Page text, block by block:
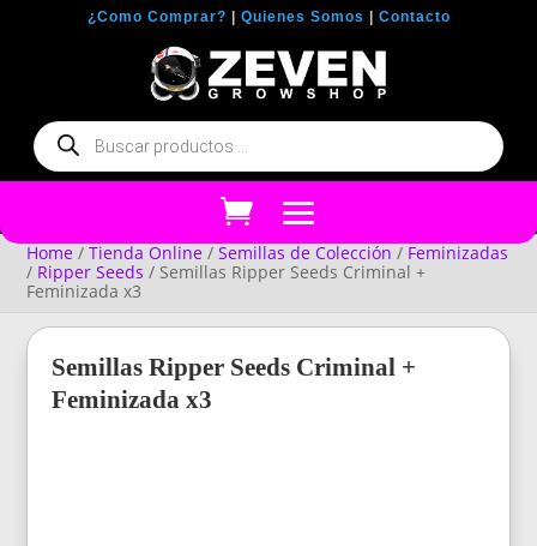
¿Como Comprar? Quienes Somos Contacto
Búsqueda
de
productos
Home /Tienda Online /Semillas de Colección / Feminizadas
/ Ripper Seeds / Semillas Ripper Seeds Criminal +
Feminizada x3
Semillas Ripper Seeds Criminal +
Feminizada x3